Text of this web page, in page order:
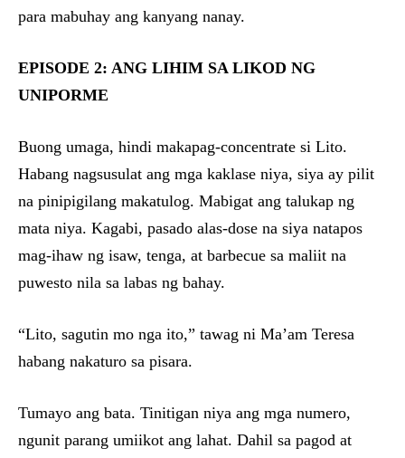
para mabuhay ang kanyang nanay.
EPISODE 2: ANG LIHIM SA LIKOD NG
UNIPORME
Buong umaga, hindi makapag-concentrate si Lito.
Habang nagsusulat ang mga kaklase niya, siya ay pilit
na pinipigilang makatulog. Mabigat ang talukap ng
mata niya. Kagabi, pasado alas-dose na siya natapos
mag-ihaw ng isaw, tenga, at barbecue sa maliit na
puwesto nila sa labas ng bahay.
“Lito, sagutin mo nga ito,” tawag ni Ma’am Teresa
habang nakaturo sa pisara.
Tumayo ang bata. Tinitigan niya ang mga numero,
ngunit parang umiikot ang lahat. Dahil sa pagod at